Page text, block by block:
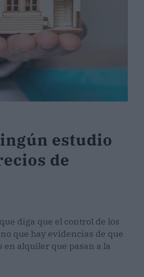
estudio
de
diga que el control de los
que hay evidencias de que
alquiler que pasan a la